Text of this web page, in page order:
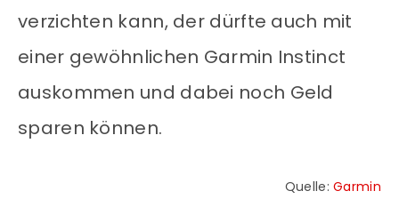
verzichten kann, der dürfte auch mit
einer gewöhnlichen Garmin Instinct
auskommen und dabei noch Geld
sparen können.
Quelle:Garmin